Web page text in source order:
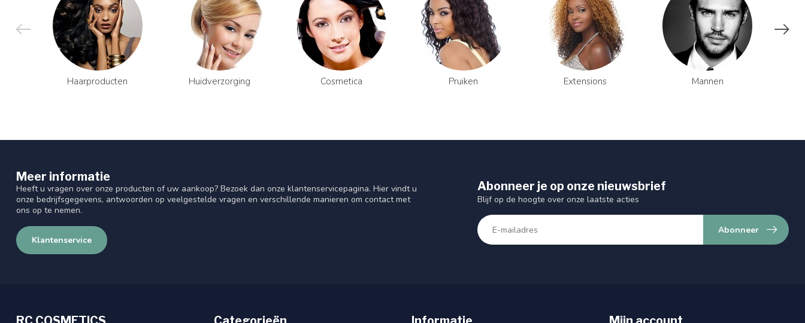
Haarproducten Huidverzorging Cosmetica Pruiken Extensions Mannen
Meer informatie
Heeft u vragen over onze producten of uw aankoop? Bezoek dan onze klantenservicepagina. Hier vindt u
onze bedrijfsgegevens, antwoorden op veelgestelde vragen en verschillende manieren om contact met
ons op te nemen.
Klantenservice
Abonneer je op onze nieuwsbrief
Blijf op de hoogte over onze laatste acties
Abonneer